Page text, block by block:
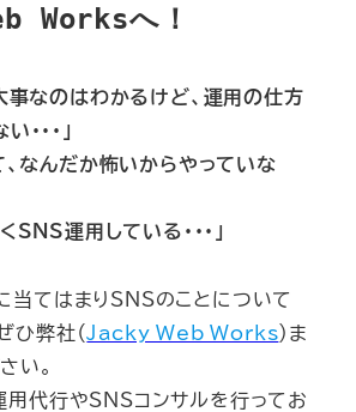
Worksへ！
事なのはわかるけど、運用の仕方
・・・」
、なんだか怖いからやっていな
SNS運用している・・・」
当てはまりSNSのことについて
ひ弊社（Jacky Web Works）ま
い。
代行やSNSコンサルを行ってお